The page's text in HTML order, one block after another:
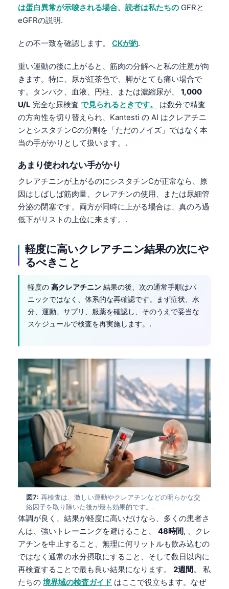
は蛋白異常が示唆される場合、読者は私たちの GFRと
eGFRの説明.
との不一致を確認します。 CKが約.
重い運動の後に上がると、筋肉の分解へと私の注意が向
きます。特に、尿が紅茶色で、脚がとても痛い場合で
す。タンパク、血液、円柱、または濃縮尿が、 1,000
U/L 完全な尿検査 で見られるときです。
は数分で精査
の方向性を切り替えられ、Kantesti の AI はクレアチニ
ンとシスタチンCの分割を「ただのノイズ」ではなく本
当の手がかりとして扱います。.
あまり使われない手がかり
クレアチニンが上がるのにシスタチンCが正常なら、原
因はしばしば筋肉量、クレアチンの使用、または尿細管
分泌の閉塞です。両方が同時に上がる場合は、真のろ過
低下がリストの上位に来ます。.
軽度に高いクレアチニン結果の次にや
るべきこと
軽度の 高クレアチニン 結果の後、次の通常手順はパ
ニックではなく、体系的な再確認です。まず症状、水
分、運動、サプリ、服薬を確認し、そのうえで妥当な
スケジュールで検査を再実施します。.
図7: 再検査は、激しい運動やクレアチンなどの明らかな交
絡因子を取り除いた後が最も効果的です。.
体調が良く、結果が軽度に高いだけなら、多くの患者さ
んは、強いトレーニングを避けること、 48時間, 、クレ
アチンを中止すること、無理に何リットルも飲み込むの
ではなく通常の水分摂取にすること、そして数日以内に
再検査することで最も良い結果になります。 2週間。 私
たちの境界域の検査ガイド はここで役立ちます。なぜ
తెలుగు
தமிழ்
ગુજરાતી
ಕನ್ನಡ
മലയാളം
Bahasa Melayu
Tiếng Việt
Tagalog
ไทย
ဗမာစာ
ភាសាខ្មែរ
Kiswahili
አማርኛ
Українська
Català
Қазақ тілі
Suomi
Slovenčina
كوردی‎
سنڌي
සිංහල
অসমীয়া
Galego
Latviešu valoda
Македонски јазик
Euskara
Gàidhlig
Occitan
العربية المغربية
Afrikaans
Монгол
ພາສາລາວ